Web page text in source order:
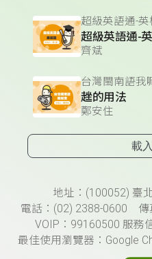
超級英語通-英
齊斌
台灣閩南語我
趖的用法
鄭安住
載
頁尾資訊地址：(100052) 臺
電話：(02) 2388-0600 傳
VOIP：99160500 服務
最佳使用瀏覽器：Google